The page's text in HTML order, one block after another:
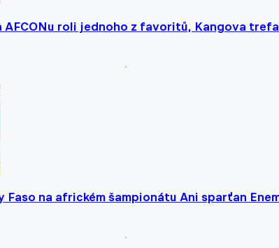
roli jednoho z favoritů, Kangova
na africkém šampionátu Ani sparťan